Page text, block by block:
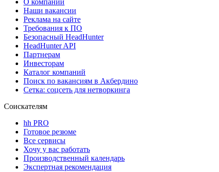
О компании
Наши вакансии
Реклама на сайте
Требования к ПО
Безопасный HeadHunter
HeadHunter API
Партнерам
Инвесторам
Каталог компаний
Поиск по вакансиям в Акбердино
Сетка: соцсеть для нетворкинга
Соискателям
hh PRO
Готовое резюме
Все сервисы
Хочу у вас работать
Производственный календарь
Экспертная рекомендация